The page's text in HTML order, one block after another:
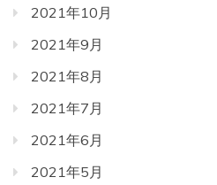
2021年10月
2021年9月
2021年8月
2021年7月
2021年6月
2021年5月